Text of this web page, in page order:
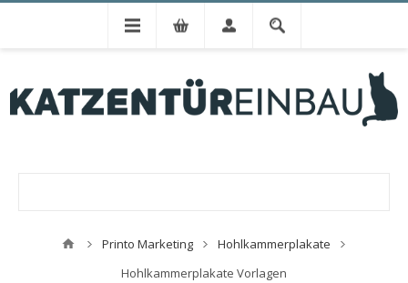
Printo Marketing
Hohlkammerplakate
Hohlkammerplakate Vorlagen